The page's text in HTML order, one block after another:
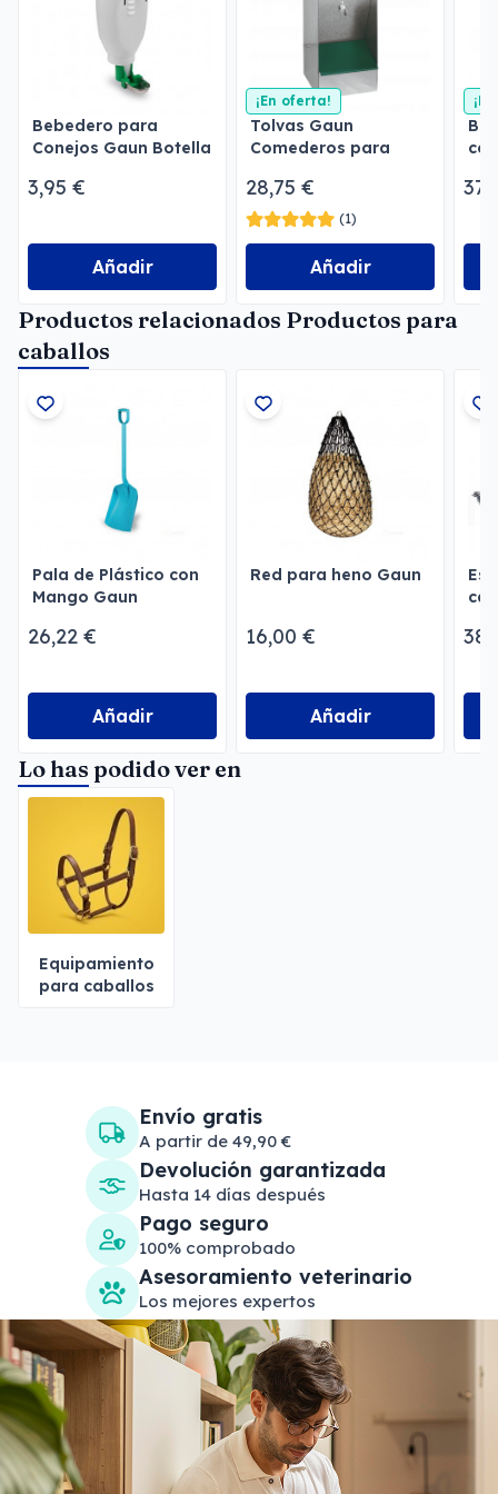
Bebedero para
Conejos Gaun Botella
3,95 €
Añadir
¡En oferta!
Tolvas Gaun
Comederos para
28,75 €
(1)
Añadir
Productos relacionados Productos para
caballos
Pala de Plástico con
Mango Gaun
26,22 €
Añadir
Red para heno Gaun
16,00 €
Añadir
Lo has podido ver en
Equipamiento
para caballos
Envío gratis
A partir de 49,90 €
Devolución garantizada
Hasta 14 días después
Pago seguro
100% comprobado
Asesoramiento veterinario
Los mejores expertos